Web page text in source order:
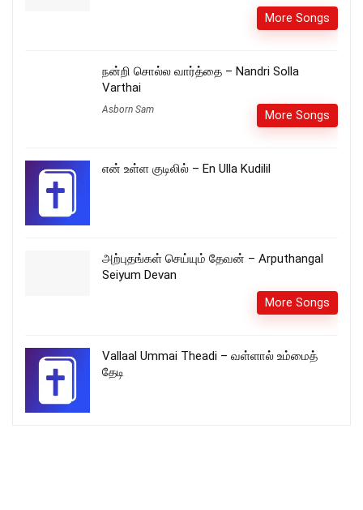
More Songs
நன்றி சொல்ல வார்த்தை – Nandri Solla
Varthai
Asborn Sam More Songs
என் உள்ள குடிலில் – En Ulla Kudilil
அற்புதங்கள் செய்யும் தேவன் – Arputhangal
Seiyum Devan
More Songs
Vallaal Ummai Theadi – வள்ளால் உம்மைத்
தேடி